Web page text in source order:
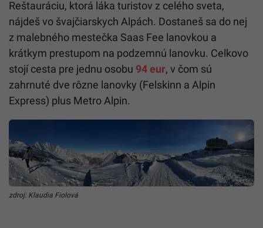
Reštauráciu, ktorá láka turistov z celého sveta,
nájdeš vo švajčiarskych Alpách. Dostaneš sa do nej
z malebného mestečka Saas Fee lanovkou a
krátkym prestupom na podzemnú lanovku. Celkovo
stojí cesta pre jednu osobu 94 eur, v čom sú
zahrnuté dve rôzne lanovky (Felskinn a Alpin
Express) plus Metro Alpin.
zdroj: Klaudia Fiolová